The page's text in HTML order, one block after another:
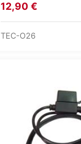
12,90 €
TEC-O26